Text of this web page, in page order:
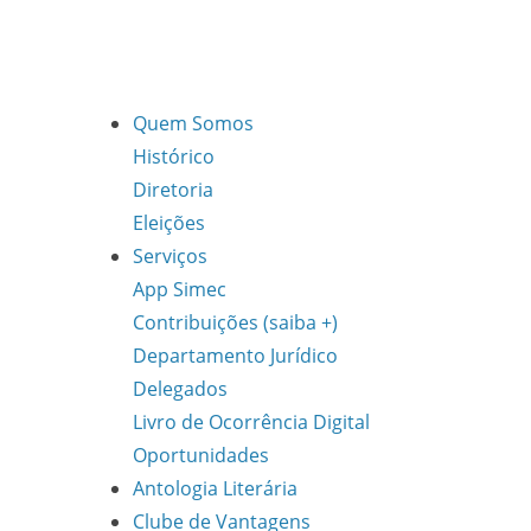
Quem Somos
Histórico
Diretoria
Eleições
Serviços
App Simec
Contribuições (saiba +)
Departamento Jurídico
Delegados
Livro de Ocorrência Digital
Oportunidades
Antologia Literária
Clube de Vantagens